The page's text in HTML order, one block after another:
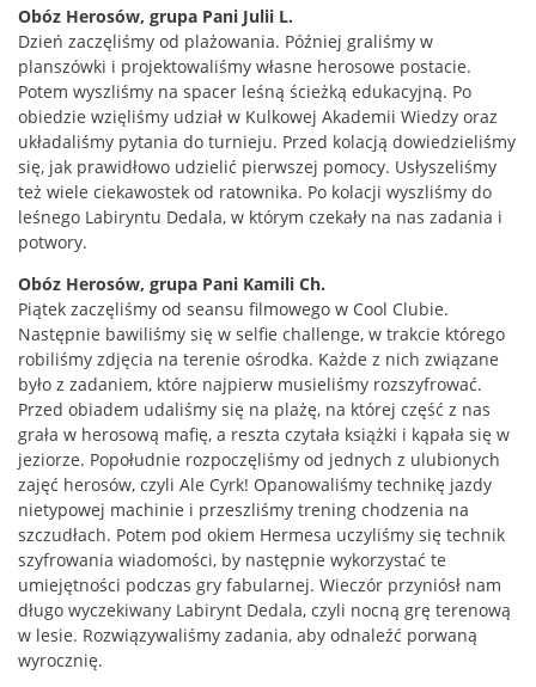
Obóz Herosów, grupa Pani Julii L.
Dzień zaczęliśmy od plażowania. Później graliśmy w
planszówki i projektowaliśmy własne herosowe postacie.
Potem wyszliśmy na spacer leśną ścieżką edukacyjną. Po
obiedzie wzięliśmy udział w Kulkowej Akademii Wiedzy oraz
układaliśmy pytania do turnieju. Przed kolacją dowiedzieliśmy
się, jak prawidłowo udzielić pierwszej pomocy. Usłyszeliśmy
też wiele ciekawostek od ratownika. Po kolacji wyszliśmy do
leśnego Labiryntu Dedala, w którym czekały na nas zadania i
potwory.
Obóz Herosów, grupa Pani Kamili Ch.
Piątek zaczęliśmy od seansu filmowego w Cool Clubie.
Następnie bawiliśmy się w selfie challenge, w trakcie którego
robiliśmy zdjęcia na terenie ośrodka. Każde z nich związane
było z zadaniem, które najpierw musieliśmy rozszyfrować.
Przed obiadem udaliśmy się na plażę, na której część z nas
grała w herosową mafię, a reszta czytała książki i kąpała się w
jeziorze. Popołudnie rozpoczęliśmy od jednych z ulubionych
zajęć herosów, czyli Ale Cyrk! Opanowaliśmy technikę jazdy
nietypowej machinie i przeszliśmy trening chodzenia na
szczudłach. Potem pod okiem Hermesa uczyliśmy się technik
szyfrowania wiadomości, by następnie wykorzystać te
umiejętności podczas gry fabularnej. Wieczór przyniósł nam
długo wyczekiwany Labirynt Dedala, czyli nocną grę terenową
w lesie. Rozwiązywaliśmy zadania, aby odnaleźć porwaną
wyrocznię.